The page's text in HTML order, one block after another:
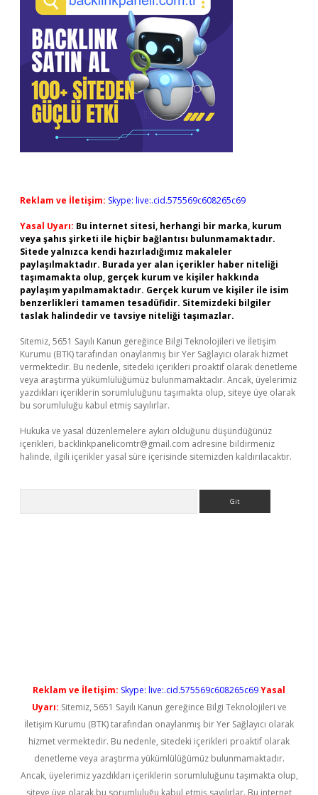
Reklam ve İletişim: Skype: live:.cid.575569c608265c69
Yasal Uyarı: Bu internet sitesi, herhangi bir marka, kurum
veya şahıs şirketi ile hiçbir bağlantısı bulunmamaktadır.
Sitede yalnızca kendi hazırladığımız makaleler
paylaşılmaktadır. Burada yer alan içerikler haber niteliği
taşımamakta olup, gerçek kurum ve kişiler hakkında
paylaşım yapılmamaktadır. Gerçek kurum ve kişiler ile isim
benzerlikleri tamamen tesadüfidir. Sitemizdeki bilgiler
taslak halindedir ve tavsiye niteliği taşımazlar.
Sitemiz, 5651 Sayılı Kanun gereğince Bilgi Teknolojileri ve İletişim
Kurumu (BTK) tarafından onaylanmış bir Yer Sağlayıcı olarak hizmet
vermektedir. Bu nedenle, sitedeki içerikleri proaktif olarak denetleme
veya araştırma yükümlülüğümüz bulunmamaktadır. Ancak, üyelerimiz
yazdıkları içeriklerin sorumluluğunu taşımakta olup, siteye üye olarak
bu sorumluluğu kabul etmiş sayılırlar.
Hukuka ve yasal düzenlemelere aykırı olduğunu düşündüğünüz
içerikleri, backlinkpanelicomtr@gmail.com adresine bildirmeniz
halinde, ilgili içerikler yasal süre içerisinde sitemizden kaldırılacaktır.
Reklam ve İletişim: Skype: live:.cid.575569c608265c69Yasal
Uyarı: Sitemiz, 5651 Sayılı Kanun gereğince Bilgi Teknolojileri ve
İletişim Kurumu (BTK) tarafından onaylanmış bir Yer Sağlayıcı olarak
hizmet vermektedir. Bu nedenle, sitedeki içerikleri proaktif olarak
denetleme veya araştırma yükümlülüğümüz bulunmamaktadır.
Ancak, üyelerimiz yazdıkları içeriklerin sorumluluğunu taşımakta olup,
siteye üye olarak bu sorumluluğu kabul etmiş sayılırlar. Bu internet